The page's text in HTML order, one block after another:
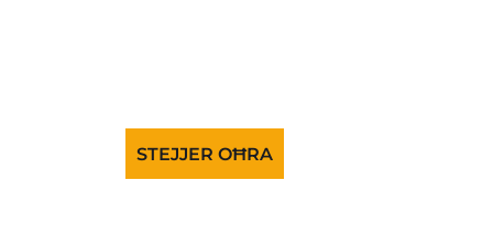
STEJJER OĦRA